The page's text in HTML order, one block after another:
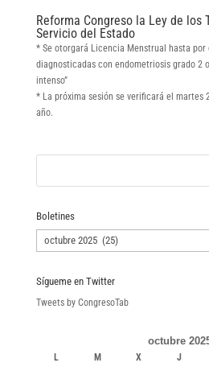
Reforma Congreso la Ley de los
Servicio del Estado
* Se otorgará Licencia Menstrual hasta por
diagnosticadas con endometriosis grado 2
intenso”
* La próxima sesión se verificará el martes
año.
Boletines
Boletines
Sígueme en Twitter
Tweets by CongresoTab
octubre
L M X J